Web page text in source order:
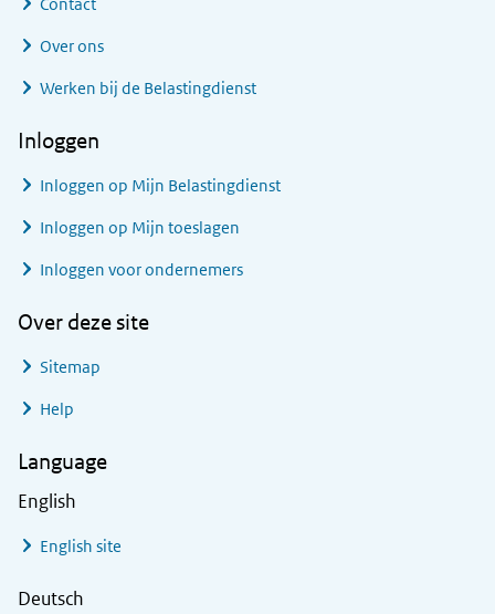
Over ons
Werken bij de Belastingdienst
Inloggen
Inloggen op Mijn Belastingdienst
Inloggen op Mijn toeslagen
Inloggen voor ondernemers
Over deze site
Sitemap
Help
Language
English
English site
Deutsch